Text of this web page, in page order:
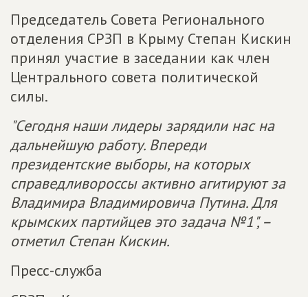
Председатель Совета Регионального
отделения СРЗП в Крыму Степан Кискин
принял участие в заседании как член
Центрального совета политической
силы.
"Сегодня наши лидеры зарядили нас на
дальнейшую работу. Впереди
президентские выборы, на которых
справедливороссы активно агитируют за
Владимира Владимировича Путина. Для
крымских партийцев это задача №1", –
отметил Степан Кискин.
Пресс-служба